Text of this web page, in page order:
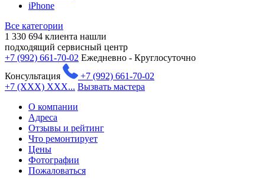
iPhone
Все категории
1 330 694 клиента нашли
подходящий сервисный центр
+7 (992) 661-70-02 Ежедневно - Круглосуточно
Консультация
+7 (992) 661-70-02
+7 (XXX) XXX... Вызвать мастера
О компании
Адреса
Отзывы и рейтинг
Что ремонтирует
Цены
Фотографии
Пожаловаться